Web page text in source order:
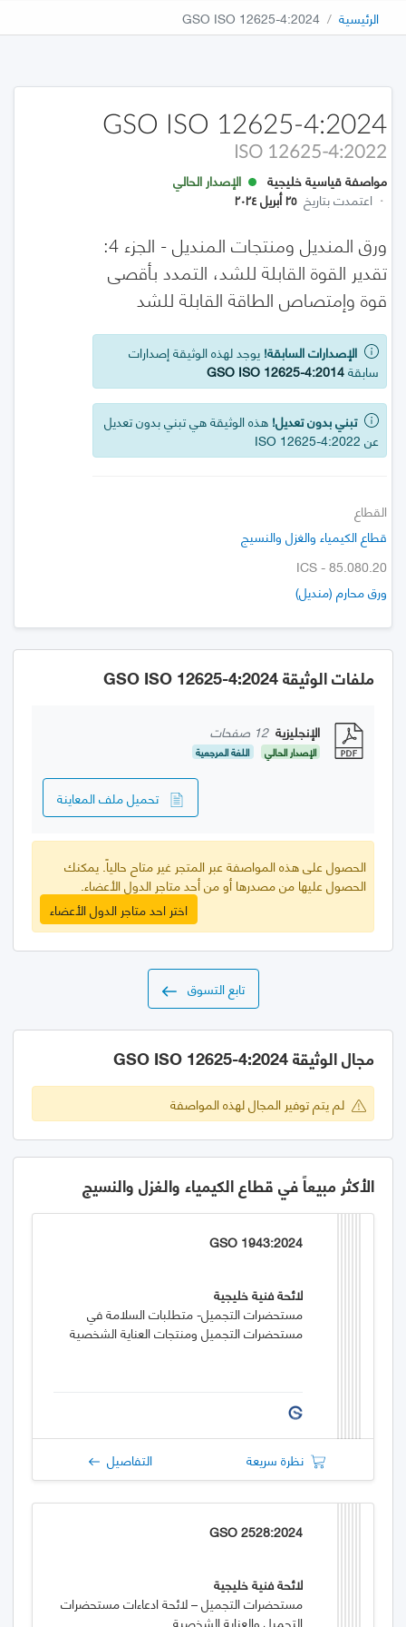
الرئيسية GSO ISO 12625-4:2024
GSO ISO 12625-4:2024
ISO 12625-4:2022
مواصفة قياسية خليجية
الإصدار الحالي
· اعتمدت بتاريخ ٢٥ أبريل ٢٠٢٤
ورق المنديل ومنتجات المنديل - الجزء 4:
تقدير القوة القابلة للشد، التمدد بأقصى
قوة وإمتصاص الطاقة القابلة للشد
الإصدارات السابقة! يوجد لهذه الوثيقة إصدارات
سابقةGSO ISO 12625-4:2014
تبني بدون تعديل! هذه الوثيقة هي تبني بدون تعديل
عن ISO 12625-4:2022
القطاع
قطاع الكيمياء والغزل والنسيج
ICS - 85.080.20
ورق محارم (منديل)
ملفات الوثيقة GSO ISO 12625-4:2024
الإنجليزية 12 صفحات
الإصدار الحالي اللغة المرجعية
تحميل ملف المعاينة
الحصول على هذه المواصفة عبر المتجر غير متاح حالياً. يمكنك
الحصول عليها من مصدرها أو من أحد متاجر الدول الأعضاء.
اختر احد متاجر الدول الأعضاء
تابع التسوق
مجال الوثيقة GSO ISO 12625-4:2024
لم يتم توفير المجال لهذه المواصفة
الأكثر مبيعاً في قطاع الكيمياء والغزل والنسيج
GSO 1943:2024
لائحة فنية خليجية
مستحضرات التجميل- متطلبات السلامة في
مستحضرات التجميل ومنتجات العناية الشخصية
نظرة سريعة التفاصيل
GSO 2528:2024
لائحة فنية خليجية
مستحضرات التجميل – لائحة ادعاءات مستحضرات
التجميل والعناية الشخصية